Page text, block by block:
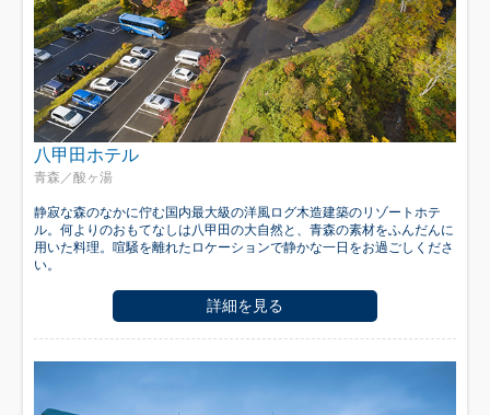
八甲田ホテル
青森／酸ヶ湯
静寂な森のなかに佇む国内最大級の洋風ログ木造建築のリゾートホテ
ル。何よりのおもてなしは八甲田の大自然と、青森の素材をふんだんに
用いた料理。喧騒を離れたロケーションで静かな一日をお過ごしくださ
い。
詳細を見る